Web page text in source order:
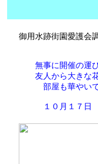
御用水跡街園愛護会
無事に開催の運
友人から大きな花
部屋も華やいで
１０月１７日